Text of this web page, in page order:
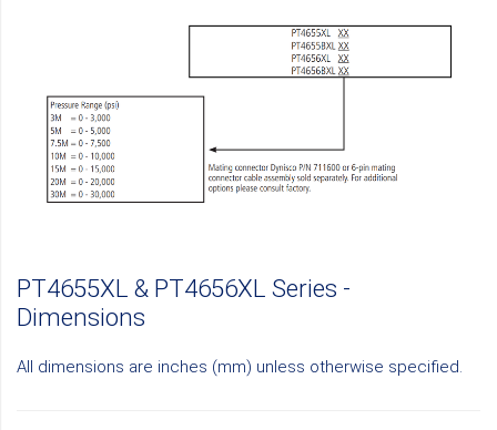
PT4655XL & PT4656XL Series -
Dimensions
All dimensions are inches (mm) unless otherwise specified.